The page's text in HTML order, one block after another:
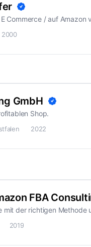
Commerce / auf Amazon
2000
GmbH
Shop.
2022
FBA
mit der richtigen Methode
2019